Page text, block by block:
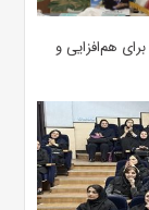
هم‌افزایی و